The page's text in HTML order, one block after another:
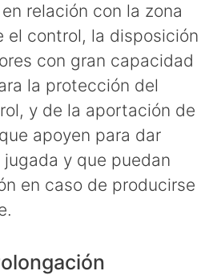
relación con la zona
el control, la disposición
con gran capacidad
la protección del
y de la aportación de
apoyen para dar
y que puedan
en caso de producirse